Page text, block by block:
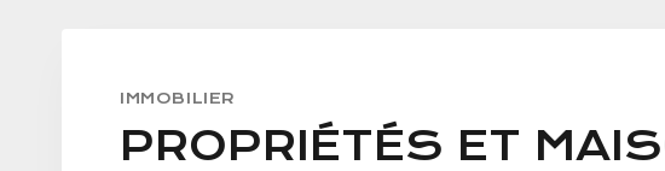
IMMOBILIER
PROPRIÉTÉS ET